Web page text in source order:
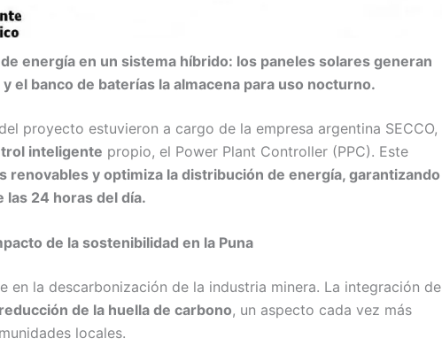
energía en un sistema híbrido: los paneles solares generan
el banco de baterías la almacena para uso nocturno.
proyecto estuvieron a cargo de la empresa argentina SECCO,
inteligente propio, el Power Plant Controller (PPC). Este
renovables y optimiza la distribución de energía, garantizando
24 horas del día.
de la sostenibilidad en la Puna
en la descarbonización de la industria minera. La integración de
reducción de la huella de carbono, un aspecto cada vez más
locales.